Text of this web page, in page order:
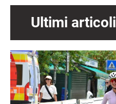
Ultimi articoli
Immagine